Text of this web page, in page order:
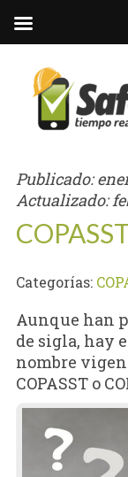
Publicado:
Actualizado:
Categorías:
Aunque han
de sigla, hay
nombre
COPASST o